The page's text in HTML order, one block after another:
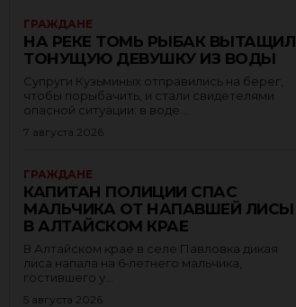
ГРАЖДАНЕ
НА РЕКЕ ТОМЬ РЫБАК ВЫТАЩИЛ
ТОНУЩУЮ ДЕВУШКУ ИЗ ВОДЫ
Супруги Кузьминых отправились на берег,
чтобы порыбачить, и стали свидетелями
опасной ситуации: в воде...
7 августа 2026
ГРАЖДАНЕ
КАПИТАН ПОЛИЦИИ СПАС
МАЛЬЧИКА ОТ НАПАВШЕЙ ЛИСЫ
В АЛТАЙСКОМ КРАЕ
В Алтайском крае в селе Павловка дикая
лиса напала на 6‑летнего мальчика,
гостившего у...
5 августа 2026